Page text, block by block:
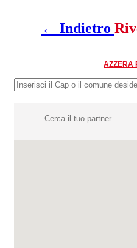
← Indietro
AZZERA